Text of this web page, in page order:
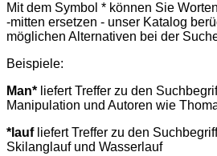
Mit dem Symbol * können Sie
-mitten ersetzen - unser Katalog
möglichen Alternativen bei der
Beispiele:
Man* liefert Treffer zu den
Manipulation und Autoren wie
*lauf liefert Treffer zu den
Skilanglauf und Wasserlauf